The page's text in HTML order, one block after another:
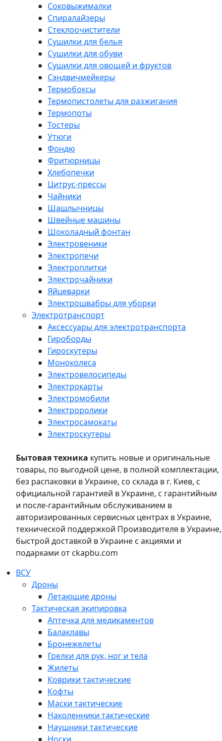
Соковыжималки
Спиралайзеры
Стеклоочистители
Сушилки для белья
Сушилки для обуви
Сушилки для овощей и фруктов
Сэндвичмейкеры
Термобоксы
Термопистолеты для разжигания
Термопоты
Тостеры
Утюги
Фондю
Фритюрницы
Хлебопечки
Цитрус-прессы
Чайники
Шашлычницы
Швейные машины
Шоколадный фонтан
Электровеники
Электропечи
Электроплитки
Электрочайники
Яйцеварки
Электрошвабры для уборки
Электротранспорт
Аксессуары для электротранспорта
Гироборды
Гироскутеры
Моноколеса
Электровелосипеды
Электрокарты
Электромобили
Электроролики
Электросамокаты
Электроскутеры
Бытовая техника купить новые и оригинальные
товары, по выгодной цене, в полной комплектации,
без распаковки в Украине, со склада в г. Киев, с
официальной гарантией в Украине, с гарантийным
и после-гарантийным обслуживанием в
авторизированных сервисных центрах в Украине,
технической поддержкой Производителя в Украине,
быстрой доставкой в Украине с акциями и
подарками от ckapbu.com
ВСУ
Дроны
Летающие дроны
Тактическая экипировка
Аптечка для медикаментов
Балаклавы
Бронежелеты
Грелки для рук, ног и тела
Жилеты
Коврики тактические
Кофты
Маски тактические
Наколенники тактические
Наушники тактические